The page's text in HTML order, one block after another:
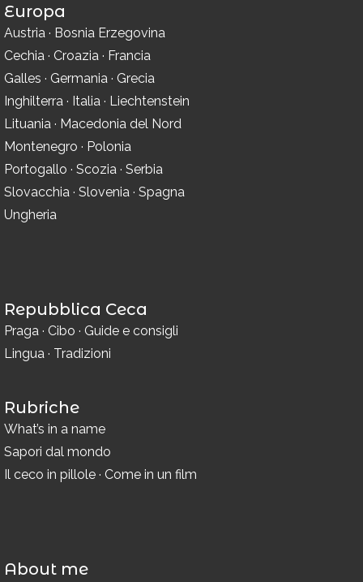
Europa
Austria · Bosnia Erzegovina
Cechia · Croazia · Francia
Galles · Germania · Grecia
Inghilterra · Italia · Liechtenstein
Lituania · Macedonia del Nord
Montenegro · Polonia
Portogallo · Scozia · Serbia
Slovacchia · Slovenia · Spagna
Ungheria
Repubblica Ceca
Praga · Cibo · Guide e consigli
Lingua · Tradizioni
Rubriche
What’s in a name
Sapori dal mondo
Il ceco in pillole · Come in un film
About me